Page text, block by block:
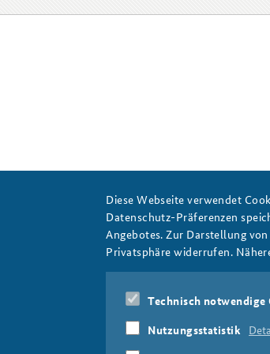
Diese Webseite verwendet
Datenschutz-Präferenzen
Angebotes. Zur Darstellung
Privatsphäre widerrufen.
Technisch notwendige
Nutzungsstatistik